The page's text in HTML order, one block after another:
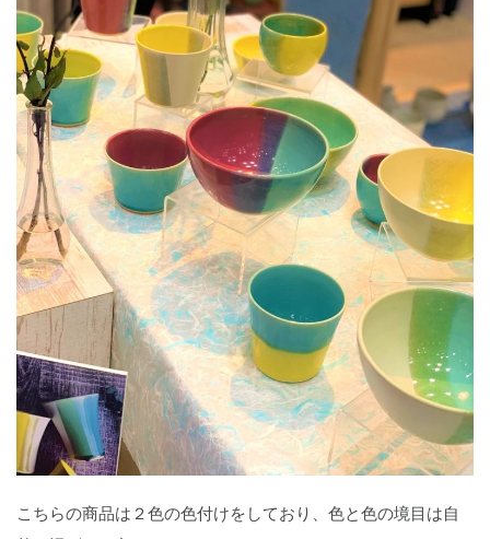
こちらの商品は２色の色付けをしており、色と色の境目は自